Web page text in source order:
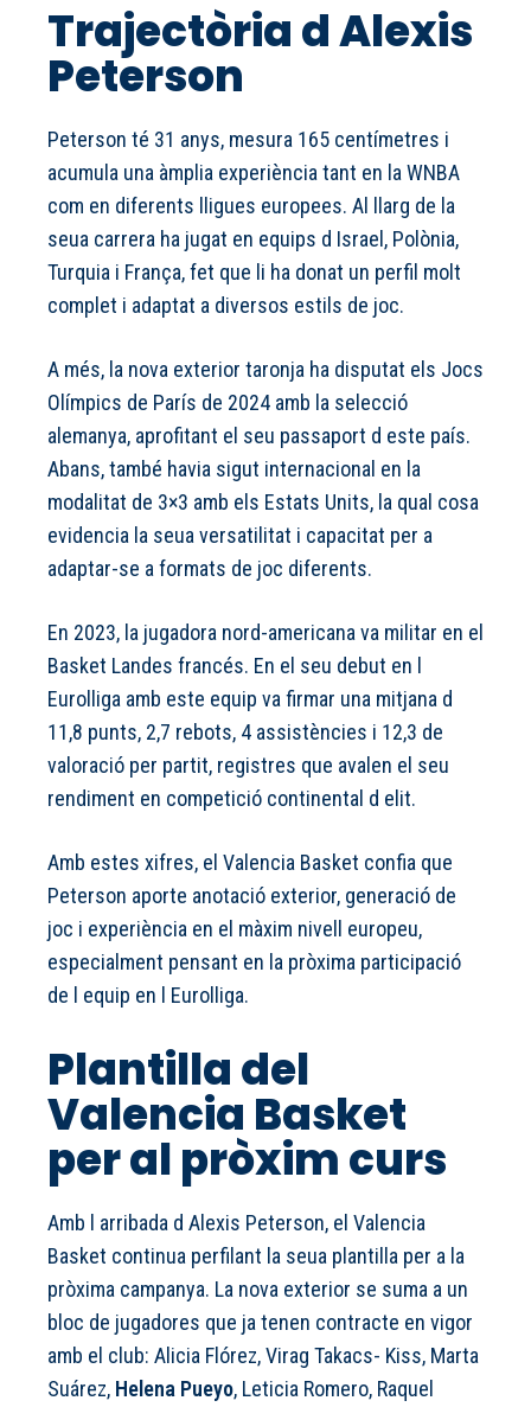
Trajectòria d Alexis
Peterson
Peterson té 31 anys, mesura 165 centímetres i
acumula una àmplia experiència tant en la WNBA
com en diferents lligues europees. Al llarg de la
seua carrera ha jugat en equips d Israel, Polònia,
Turquia i França, fet que li ha donat un perfil molt
complet i adaptat a diversos estils de joc.
A més, la nova exterior taronja ha disputat els Jocs
Olímpics de París de 2024 amb la selecció
alemanya, aprofitant el seu passaport d este país.
Abans, també havia sigut internacional en la
modalitat de 3×3 amb els Estats Units, la qual cosa
evidencia la seua versatilitat i capacitat per a
adaptar-se a formats de joc diferents.
En 2023, la jugadora nord-americana va militar en el
Basket Landes francés. En el seu debut en l
Eurolliga amb este equip va firmar una mitjana d
11,8 punts, 2,7 rebots, 4 assistències i 12,3 de
valoració per partit, registres que avalen el seu
rendiment en competició continental d elit.
Amb estes xifres, el Valencia Basket confia que
Peterson aporte anotació exterior, generació de
joc i experiència en el màxim nivell europeu,
especialment pensant en la pròxima participació
de l equip en l Eurolliga.
Plantilla del
Valencia Basket
per al pròxim curs
Amb l arribada d Alexis Peterson, el Valencia
Basket continua perfilant la seua plantilla per a la
pròxima campanya. La nova exterior se suma a un
bloc de jugadores que ja tenen contracte en vigor
amb el club: Alicia Flórez, Virag Takacs- Kiss, Marta
Suárez, Helena Pueyo, Leticia Romero, Raquel